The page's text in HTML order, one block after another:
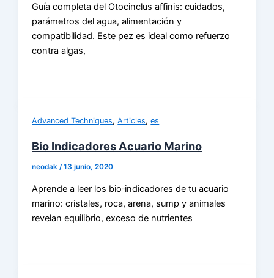
Guía completa del Otocinclus affinis: cuidados,
parámetros del agua, alimentación y
compatibilidad. Este pez es ideal como refuerzo
contra algas,
Advanced Techniques,Articles,es
Bio Indicadores Acuario Marino
neodak/13 junio, 2020
Aprende a leer los bio‑indicadores de tu acuario
marino: cristales, roca, arena, sump y animales
revelan equilibrio, exceso de nutrientes